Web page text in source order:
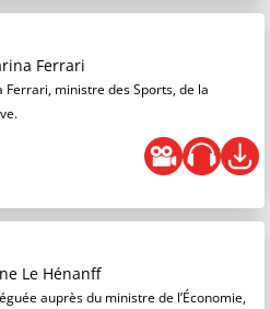
Ferrari
ministre des Sports, de la
Le Hénanff
auprès du ministre de l’Économie,